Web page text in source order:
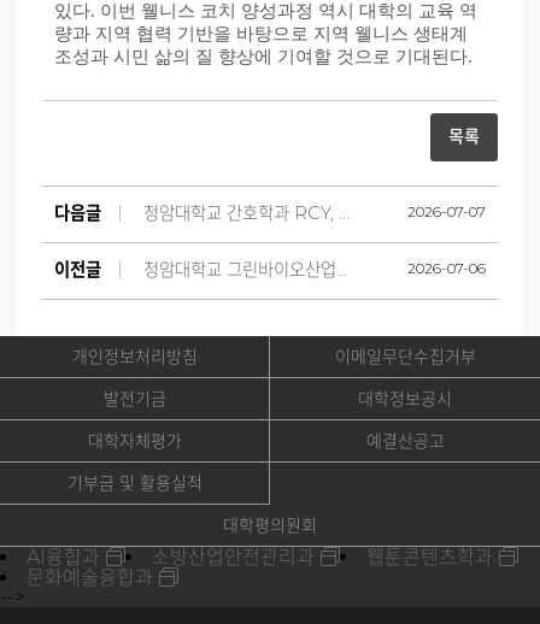
있다. 이번 웰니스 코치 양성과정 역시 대학의 교육 역
량과 지역 협력 기반을 바탕으로 지역 웰니스 생태계
조성과 시민 삶의 질 향상에 기여할 것으로 기대된다.
목록
다음글 청암대학교 간호학과 RCY, 인도네시아 초등학교서 국제봉사활동 펼쳐 2026-07-07
이전글 청암대학교 그린바이오산업과, 순천 지역 농산물 산업화 현장 잇따라 방문 2026-07-06
개인정보처리방침
이메일무단수집거부
발전기금
대학정보공시
대학자체평가
예결산공고
기부금 및 활용실적
대학평의원회
AI융합과 소방산업안전관리과
웹툰콘텐츠학과
문화예술융합과
-->